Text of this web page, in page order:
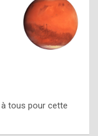
tous pour cette